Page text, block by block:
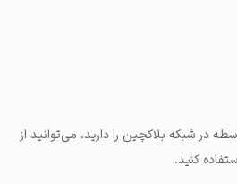
در شبکه بلاکچین را دارید، می‌توانید از
کنید.